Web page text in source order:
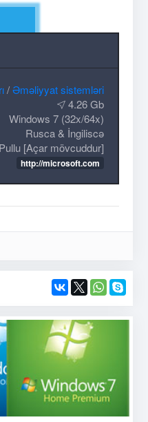
/Əməliyyat sistemləri
4.26 Gb
Windows 7 (32x/64x)
Rusca & İngiliscə
Pullu [Açar mövcuddur]
http://microsoft.com